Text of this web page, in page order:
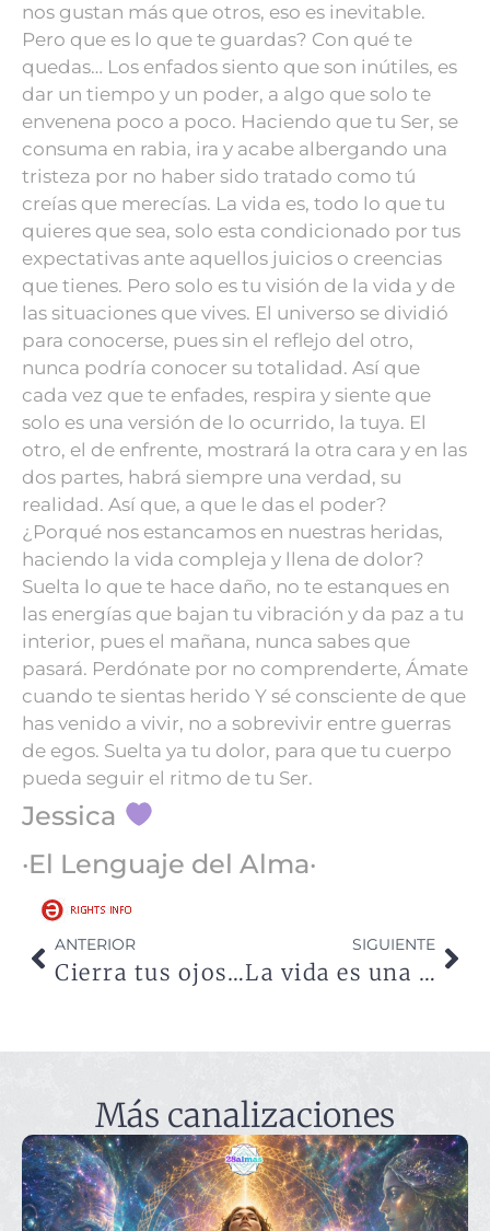
nos gustan más que otros, eso es inevitable.
Pero que es lo que te guardas? Con qué te
quedas… Los enfados siento que son inútiles, es
dar un tiempo y un poder, a algo que solo te
envenena poco a poco. Haciendo que tu Ser, se
consuma en rabia, ira y acabe albergando una
tristeza por no haber sido tratado como tú
creías que merecías. La vida es, todo lo que tu
quieres que sea, solo esta condicionado por tus
expectativas ante aquellos juicios o creencias
que tienes. Pero solo es tu visión de la vida y de
las situaciones que vives. El universo se dividió
para conocerse, pues sin el reflejo del otro,
nunca podría conocer su totalidad. Así que
cada vez que te enfades, respira y siente que
solo es una versión de lo ocurrido, la tuya. El
otro, el de enfrente, mostrará la otra cara y en las
dos partes, habrá siempre una verdad, su
realidad. Así que, a que le das el poder?
¿Porqué nos estancamos en nuestras heridas,
haciendo la vida compleja y llena de dolor?
Suelta lo que te hace daño, no te estanques en
las energías que bajan tu vibración y da paz a tu
interior, pues el mañana, nunca sabes que
pasará. Perdónate por no comprenderte, Ámate
cuando te sientas herido Y sé consciente de que
has venido a vivir, no a sobrevivir entre guerras
de egos. Suelta ya tu dolor, para que tu cuerpo
pueda seguir el ritmo de tu Ser.
Jessica
·El Lenguaje del Alma·
ANTERIOR
Cierra tus ojos para ver, Refúgiate en el silencio para escuchar
SIGUIENTE
La vida es una gran escuela donde venimos a aprender AMARNOS
Más canalizaciones